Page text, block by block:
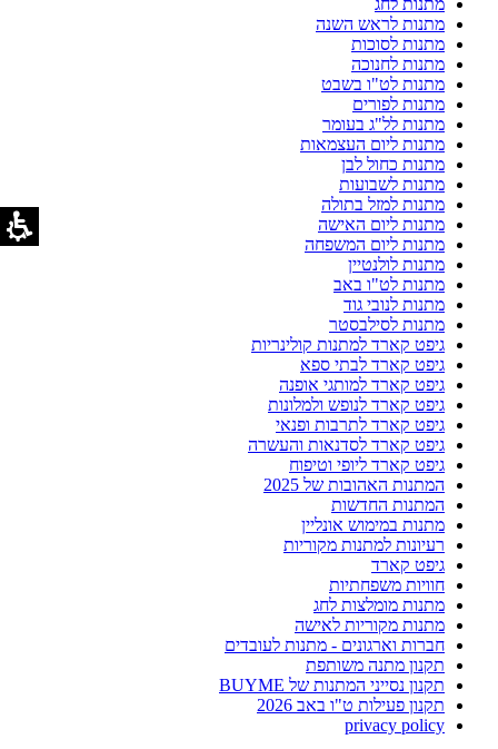
מתנות לחג
מתנות לראש השנה
מתנות לסוכות
מתנות לחנוכה
מתנות לט"ו בשבט
מתנות לפורים
מתנות לל"ג בעומר
מתנות ליום העצמאות
מתנות כחול לבן
מתנות לשבועות
מתנות למזל בתולה
מתנות ליום האישה
מתנות ליום המשפחה
מתנות לולנטיין
מתנות לט"ו באב
מתנות לנובי גוד
מתנות לסילבסטר
גיפט קארד למתנות קולינריות
גיפט קארד לבתי ספא
גיפט קארד למותגי אופנה
גיפט קארד לנופש ולמלונות
גיפט קארד לתרבות ופנאי
גיפט קארד לסדנאות והעשרה
גיפט קארד ליופי וטיפוח
המתנות האהובות של 2025
המתנות החדשות
מתנות במימוש אונליין
רעיונות למתנות מקוריות
גיפט קארד
חוויות משפחתיות
מתנות מומלצות לחג
מתנות מקוריות לאישה
חברות וארגונים - מתנות לעובדים
תקנון מתנה משותפת
תקנון נסייני המתנות של BUYME
תקנון פעילות ט"ו באב 2026
privacy policy